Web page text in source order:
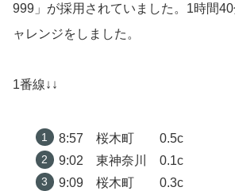
999」が採用されていました。1時間
ャレンジをしました。
1番線↓↓
8:57 桜木町 0.5c
9:02 東神奈川 0.1c
9:09 桜木町 0.3c